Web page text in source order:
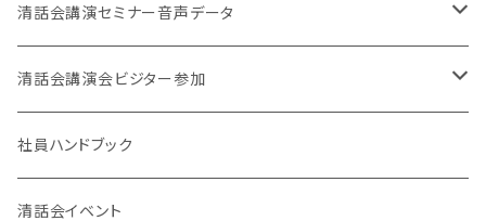
清話会講演セミナー音声データ
東京開催
大阪開催
清話会講演会ビジター参加
東京開催
大阪開催
社員ハンドブック
清話会イベント